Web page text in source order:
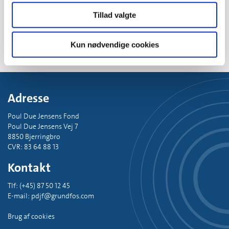
Tillad valgte
Kun nødvendige cookies
Se mere her
Adresse
Poul Due Jensens Fond
Poul Due Jensens Vej 7
8850 Bjerringbro
CVR: 83 64 88 13
Kontakt
Tlf: (+45) 87 50 12 45
E-mail: pdjf@grundfos.com
Brug af cookies